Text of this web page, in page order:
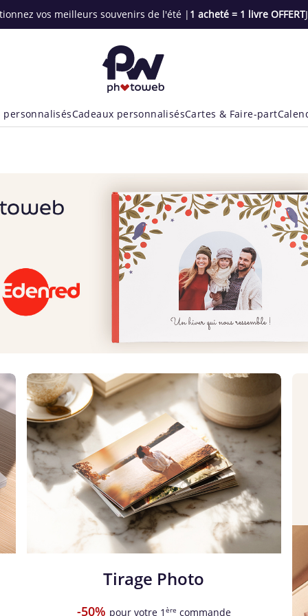
vos meilleurs souvenirs de l'été | 1 acheté = 1 livre OFFERT
personnalisésCadeaux personnalisésCartes & Faire-part
Tirage Photo
-50% pour votre 1 ère commande